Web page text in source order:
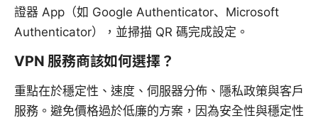
證器 App（如 Google Authenticator、Microsoft
Authenticator），並掃描 QR 碼完成設定。
VPN 服務商該如何選擇？
重點在於穩定性、速度、伺服器分佈、隱私政策與客戶
服務。避免價格過於低廉的方案，因為安全性與穩定性